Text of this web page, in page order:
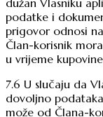
podatke i
prigovor odnosi
Član-korisnik
u vrijeme
7.6 U slučaju da
dovoljno
može od Člana-